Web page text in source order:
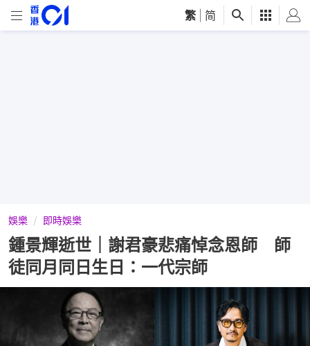
繁 简
娛樂 即時娛樂
鍾景輝逝世｜謝君豪悲痛悼念恩師 師
徒同月同日生日：一代宗師